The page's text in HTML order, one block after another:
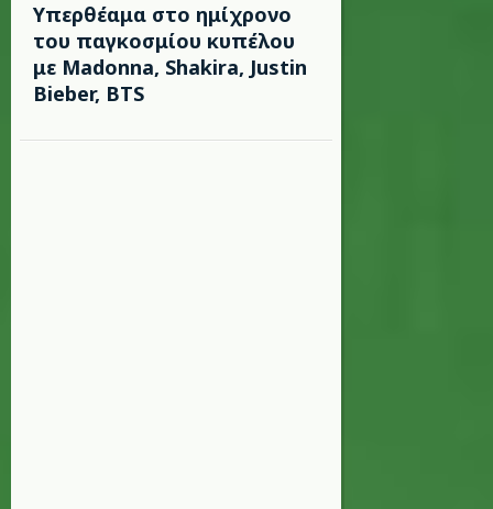
Υπερθέαμα στο ημίχρονο
του παγκοσμίου κυπέλου
με Madonna, Shakira, Justin
Bieber, BTS